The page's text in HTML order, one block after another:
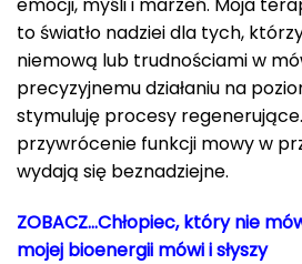
to światło nadziei dla tych,
niemową lub trudnościami w
precyzyjnemu działaniu na
stymuluję procesy
przywrócenie funkcji mowy w
wydają się beznadziejne.
ZOBACZ…Chłopiec, który nie
mojej bioenergii mówi i słyszy